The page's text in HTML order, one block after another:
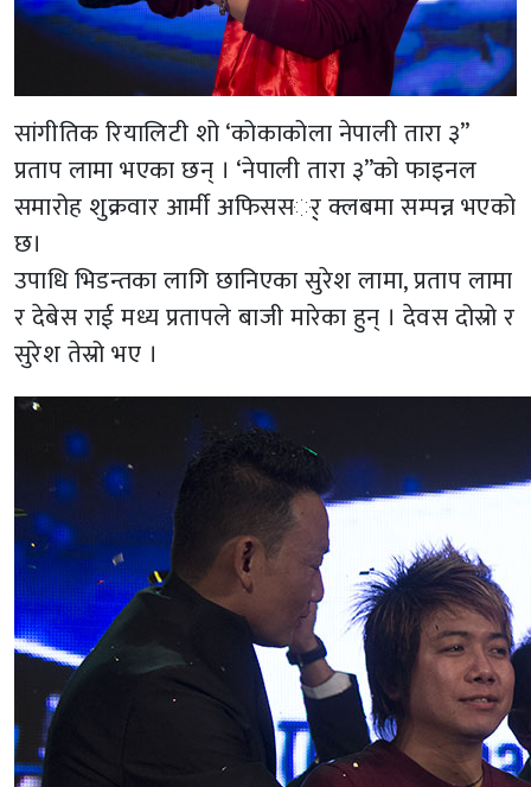
सांगीतिक रियालिटी शो ‘कोकाकोला नेपाली तारा ३”
प्रताप लामा भएका छन् । ‘नेपाली तारा ३”को फाइनल
समारोह शुक्रवार आर्मी अफिससर्् क्लबमा सम्पन्न भएको
छ।
उपाधि भिडन्तका लागि छानिएका सुरेश लामा, प्रताप लामा
र देबेस राई मध्य प्रतापले बाजी मारेका हुन् । देवस दोस्रो र
सुरेश तेस्रो भए ।